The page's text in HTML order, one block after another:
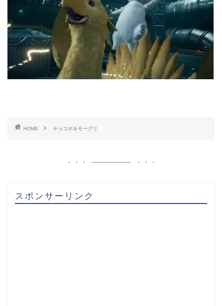
HOME チョコボ＆モーグリ
スポンサーリンク